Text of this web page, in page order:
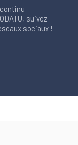
suivez-
sociaux !